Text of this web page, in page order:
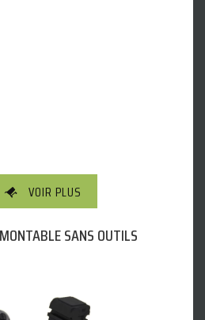
VOIR PLUS
SANS OUTILS